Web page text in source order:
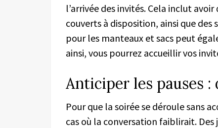
l’arrivée des invités. Cela inclut
couverts à disposition, ainsi que
pour les manteaux et sacs peut
ainsi, vous pourrez accueillir vos
Anticiper les pauses
Pour que la soirée se déroule sans
cas où la conversation faiblirait.